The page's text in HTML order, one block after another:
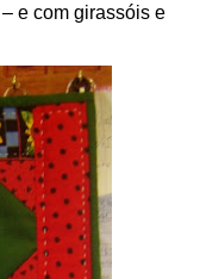
– e com girassóis e